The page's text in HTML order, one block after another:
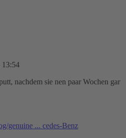
13:54
nachdem sie nen paar Wochen gar
genuine ... cedes-Benz